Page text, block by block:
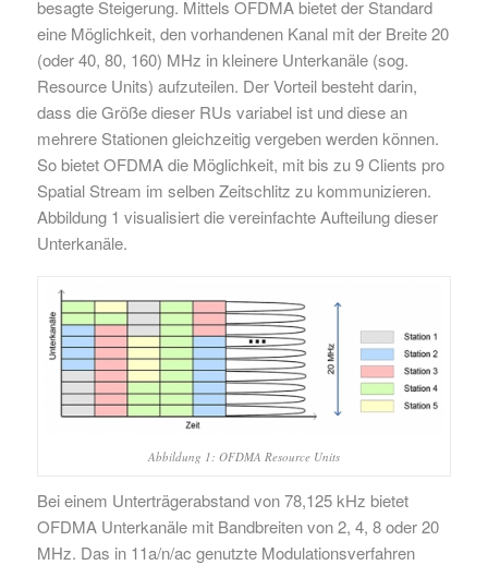
besagte Steigerung. Mittels OFDMA bietet der Standard
eine Möglichkeit, den vorhandenen Kanal mit der Breite 20
(oder 40, 80, 160) MHz in kleinere Unterkanäle (sog.
Resource Units) aufzuteilen. Der Vorteil besteht darin,
dass die Größe dieser RUs variabel ist und diese an
mehrere Stationen gleichzeitig vergeben werden können.
So bietet OFDMA die Möglichkeit, mit bis zu 9 Clients pro
Spatial Stream im selben Zeitschlitz zu kommunizieren.
Abbildung 1 visualisiert die vereinfachte Aufteilung dieser
Unterkanäle.
Abbildung 1: OFDMA Resource Units
Bei einem Unterträgerabstand von 78,125 kHz bietet
OFDMA Unterkanäle mit Bandbreiten von 2, 4, 8 oder 20
MHz. Das in 11a/n/ac genutzte Modulationsverfahren